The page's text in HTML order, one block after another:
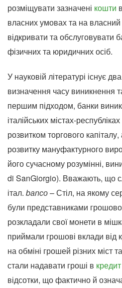
розміщувати зазначені кошти
власних умовах та на
відкривати та обслуговувати
фізичних та юридичних осіб.
У науковій літературі існує
визначення часу виникнення
першим підходом, банки
італійських містах-
розвитком торгового
розвитку мануфактурного
його сучасному розумінні,
di SanGiorgio). Вважають, що
італ. bаnсо– Стіл, на якому
були представниками
розкладали свої монети в
приймали грошові вклади від
на обміні грошей різних міст
стали надавати гроші в кредит
відсотки, що фактично й